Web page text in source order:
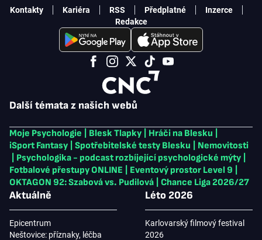
Další témata z našich webů
Moje Psychologie Blesk Tlapky Hráči na Blesku
iSport Fantasy
Spotřebitelské testy Blesku
Nemovitosti
Psychologika - podcast rozbíjející psychologické mýty
Fotbalové přestupy ONLINE
Eventový prostor Level 9
OKTAGON 92: Szabová vs. Pudilová
Chance Liga 2026/27
Aktuálně
Epicentrum
Neštovice: příznaky, léčba
Léto 2026
Karlovarský filmový festival
2026
Kontakty Kariéra RSS Předplatné
Inzerce
Redakce